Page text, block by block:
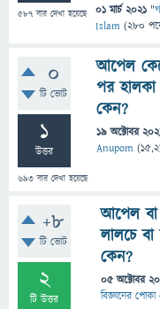
587 বার দেখা হয়েছে 01 মার্চ 2021 "
Islam (280
0
টি ভোট
1
উত্তর
693 বার দেখা হয়েছে
আপেল
পর হালকা
কেন?
19 অক্টোবর
Anupom (
+8
টি ভোট
2
টি উত্তর
আপেল বা
লালচে
কেন?
05 অক্টোবর
বিজ্ঞানের